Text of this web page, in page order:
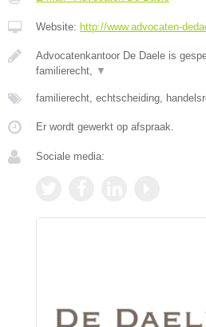
Website: http://www.advocaten-
Advocatenkantoor De Daele is
familierecht, ▼
familierecht, echtscheiding,
Er wordt gewerkt op afspraak.
Sociale media: